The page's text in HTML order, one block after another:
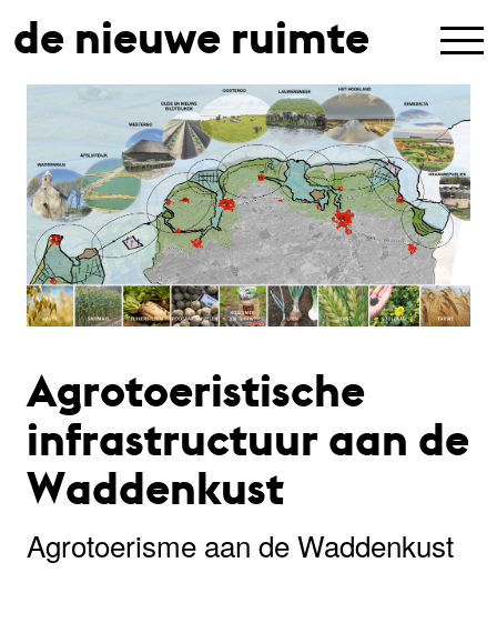
de nieuwe ruimte
Agrotoeristische
infrastructuur aan de
Waddenkust
Agrotoerisme aan de Waddenkust